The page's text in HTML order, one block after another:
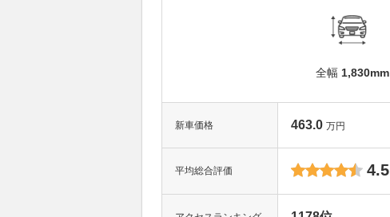
全幅 1,830mm
新車価格 463.0 万円
平均総合評価 4.5